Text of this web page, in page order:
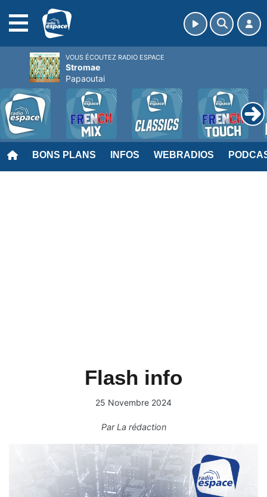
BONS PLANS INFOS WEBRADIOS
Flash info
25 Novembre 2024
ParLa rédaction
VOUS ÉCOUTEZ RADIO ESPACE
Stromae
Papaoutai